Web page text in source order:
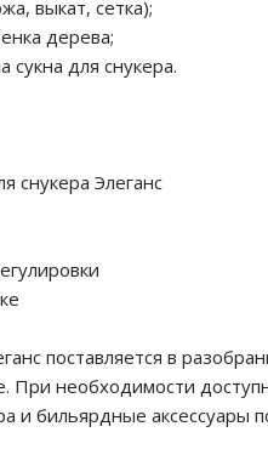
выкат, сетка);
дерева;
для снукера.
снукера Элеганс
поставляется в
При необходимости
и бильярдные аксессуары